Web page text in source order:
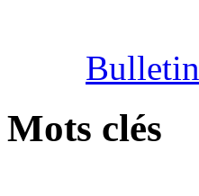
Mots clés